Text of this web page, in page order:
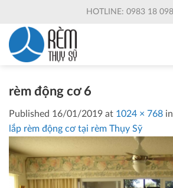
content
HOTLINE: 0983 18
rèm động cơ 6
Published 16/01/2019 at 1024 × 768 in
lắp rèm động cơ tại rèm Thụy Sỹ